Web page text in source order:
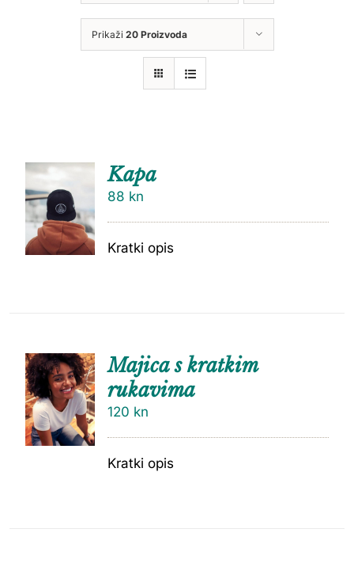
Prikaži 20 Proizvoda
KOŠARI
CU
Kapa
88 kn
Kratki opis
DODAJ
U
CU
Majica s kratkim
rukavima
120 kn
Kratki opis